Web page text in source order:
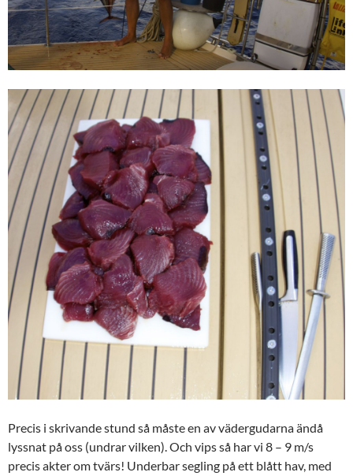
Precis i skrivande stund så måste en av vädergudarna ändå
lyssnat på oss (undrar vilken). Och vips så har vi 8 – 9 m/s
precis akter om tvärs! Underbar segling på ett blått hav, med